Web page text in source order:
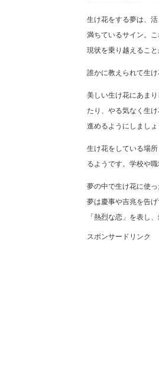
生け花をする夢は、
満ちているサイン。
現状を乗り越えること
誰かに教えられて生
美しい生け花にあま
たり、やる気なく生
進めるようにしましょ
生け花をしている場
るようです。学校や
夢の中で生け花に使
夢は慶事や吉兆を告
「熱烈な恋」を表し
スポンサードリンク